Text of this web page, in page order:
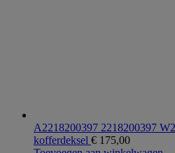
A2218200397 2218200397
kofferdeksel € 175,00